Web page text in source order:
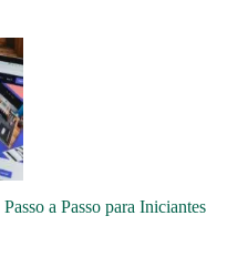
a Passo para Iniciantes